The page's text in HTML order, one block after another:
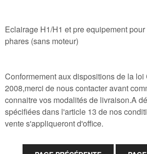
Eclairage H1/H1 et pre equipement
phares (sans moteur)
Conformement aux dispositions de la loi
2008,merci de nous contacter avant
connaitre vos modalités de livraison.A
spécifiées dans l'article 13 de nos
vente s'appliqueront d'office.